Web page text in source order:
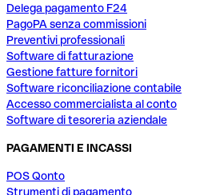
Delega pagamento F24
PagoPA senza commissioni
Preventivi professionali
Software di fatturazione
Gestione fatture fornitori
Software riconciliazione contabile
Accesso commercialista al conto
Software di tesoreria aziendale
PAGAMENTI E INCASSI
POS Qonto
Strumenti di pagamento